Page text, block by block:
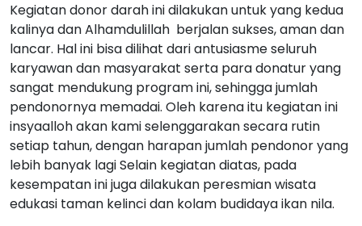
Kegiatan donor darah ini dilakukan untuk yang kedua
kalinya dan Alhamdulillah berjalan sukses, aman dan
lancar. Hal ini bisa dilihat dari antusiasme seluruh
karyawan dan masyarakat serta para donatur yang
sangat mendukung program ini, sehingga jumlah
pendonornya memadai. Oleh karena itu kegiatan ini
insyaalloh akan kami selenggarakan secara rutin
setiap tahun, dengan harapan jumlah pendonor yang
lebih banyak lagi Selain kegiatan diatas, pada
kesempatan ini juga dilakukan peresmian wisata
edukasi taman kelinci dan kolam budidaya ikan nila.